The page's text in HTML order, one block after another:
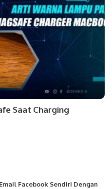
Saat Charging
Facebook Sendiri Dengan